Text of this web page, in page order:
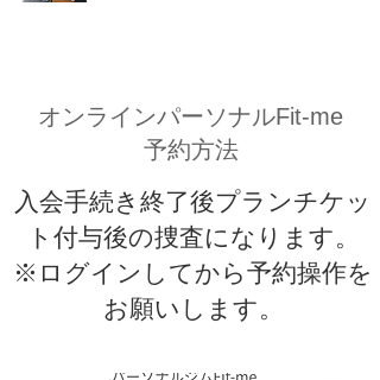
オンラインパーソナルFit-me
予約方法
​入会手続き終了後プランチケッ
ト付与後の捜査になります。
※ログインしてから予約操作を
お願いします。